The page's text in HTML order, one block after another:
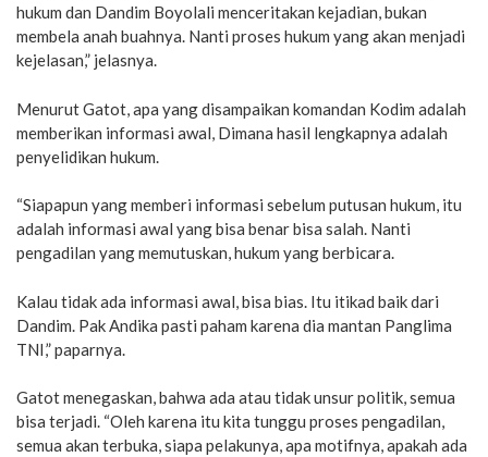
hukum dan Dandim Boyolali menceritakan kejadian, bukan
membela anah buahnya. Nanti proses hukum yang akan menjadi
kejelasan,” jelasnya.
Menurut Gatot, apa yang disampaikan komandan Kodim adalah
memberikan informasi awal, Dimana hasil lengkapnya adalah
penyelidikan hukum.
“Siapapun yang memberi informasi sebelum putusan hukum, itu
adalah informasi awal yang bisa benar bisa salah. Nanti
pengadilan yang memutuskan, hukum yang berbicara.
Kalau tidak ada informasi awal, bisa bias. Itu itikad baik dari
Dandim. Pak Andika pasti paham karena dia mantan Panglima
TNI,” paparnya.
Gatot menegaskan, bahwa ada atau tidak unsur politik, semua
bisa terjadi. “Oleh karena itu kita tunggu proses pengadilan,
semua akan terbuka, siapa pelakunya, apa motifnya, apakah ada